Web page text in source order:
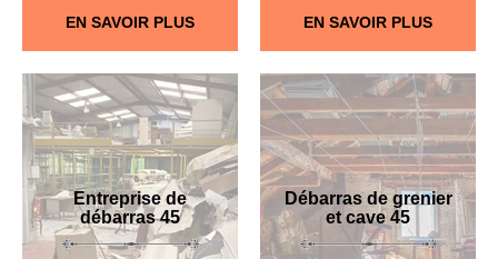
EN SAVOIR PLUS EN SAVOIR PLUS
Entreprise de
débarras 45
Débarras de grenier
et cave 45